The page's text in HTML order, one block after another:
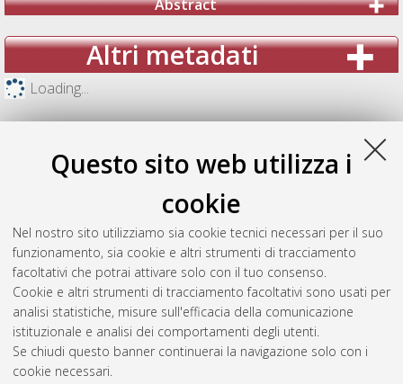
Questo sito web utilizza i
cookie
Nel nostro sito utilizziamo sia cookie tecnici necessari per il suo
funzionamento, sia cookie e altri strumenti di tracciamento
facoltativi che potrai attivare solo con il tuo consenso.
Cookie e altri strumenti di tracciamento facoltativi sono usati per
analisi statistiche, misure sull'efficacia della comunicazione
istituzionale e analisi dei comportamenti degli utenti.
Se chiudi questo banner continuerai la navigazione solo con i
cookie necessari.
Abstract
Altri metadati
Loading...
Gestione del documento: